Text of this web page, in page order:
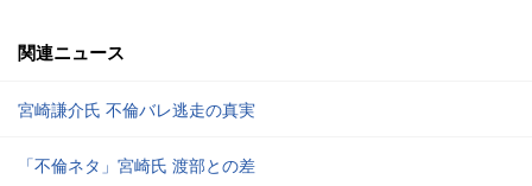
関連ニュース
宮崎謙介氏 不倫バレ逃走の真実
「不倫ネタ」宮崎氏 渡部との差